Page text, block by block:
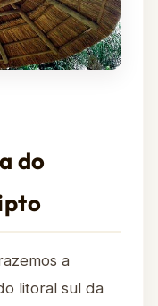
do
a
litoral sul da